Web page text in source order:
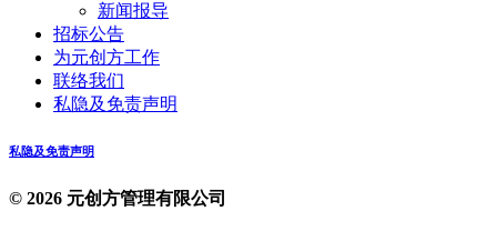
新闻报导
招标公告
为元创方工作
联络我们
私隐及免责声明
私隐及免责声明
© 2026 元创方管理有限公司